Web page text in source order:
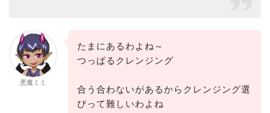
悪魔ミミ
たまにあるわよね～
つっぱるクレンジング
合う合わないがあるからクレンジング選
びって難しいわよね